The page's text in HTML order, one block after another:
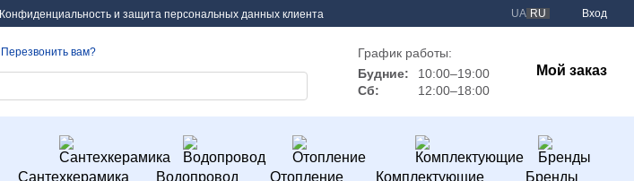
Конфиденциальность и защита персональных данных клиента UA RU Вход
Перезвонить вам?
График работы:
Будние:
10:00–19:00
Сб:
12:00–18:00
Мой заказ
Сантехкерамика Водопровод Отопление Комплектующие Бренды